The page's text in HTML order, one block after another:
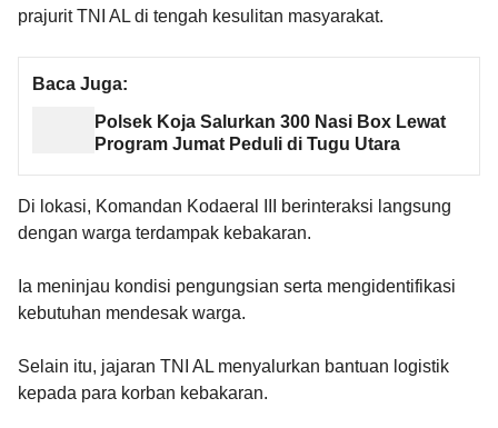
prajurit TNI AL di tengah kesulitan masyarakat.
Baca Juga:
Polsek Koja Salurkan 300 Nasi Box Lewat
Program Jumat Peduli di Tugu Utara
Di lokasi, Komandan Kodaeral III berinteraksi langsung
dengan warga terdampak kebakaran.
Ia meninjau kondisi pengungsian serta mengidentifikasi
kebutuhan mendesak warga.
Selain itu, jajaran TNI AL menyalurkan bantuan logistik
kepada para korban kebakaran.